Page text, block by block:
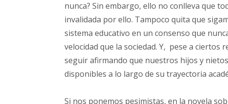
nunca? Sin embargo, ello no conlleva que
invalidada por ello. Tampoco quita que
sistema educativo en un consenso que
velocidad que la sociedad. Y, pese a
seguir afirmando que nuestros hijos y
disponibles a lo largo de su trayectoria
Si nos ponemos pesimistas, en la novela